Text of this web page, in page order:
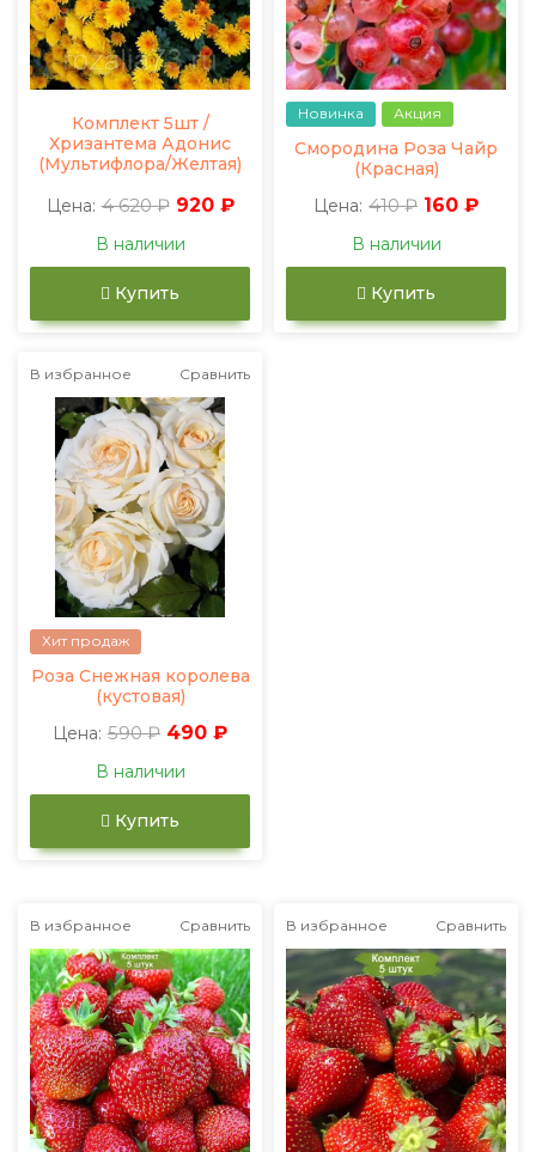
Комплект 5шт /
Хризантема Адонис
(Мультифлора/Желтая)
Цена: 4 620 ₽ 920 ₽
В наличии
Купить
Новинка Акция
Смородина Роза Чайр
(Красная)
Цена: 410 ₽ 160 ₽
В наличии
Купить
В избранное Сравнить
Хит продаж
Роза Снежная королева
(кустовая)
Цена: 590 ₽ 490 ₽
В наличии
Купить
В избранное Сравнить В избранное Сравнить